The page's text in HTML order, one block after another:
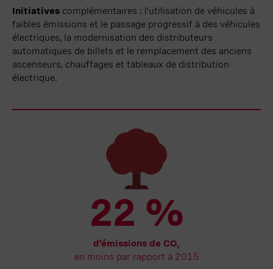
Initiatives complémentaires : l’utilisation de véhicules à
faibles émissions et le passage progressif à des véhicules
électriques, la modernisation des distributeurs
automatiques de billets et le remplacement des anciens
ascenseurs, chauffages et tableaux de distribution
électrique.
22 %
d’émissions de CO2
en moins par rapport à 2015